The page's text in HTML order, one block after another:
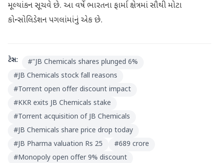
મૂલ્યાંકન સૂચવે છે. આ વર્ષે ભારતના ફાર્મા ક્ષેત્રમાં સૌથી મોટા
કોન્સોલિડેશન પગલાંમાંનું એક છે.
ટેગ્સ: #"JB Chemicals shares plunged 6%
#JB Chemicals stock fall reasons
#Torrent open offer discount impact
#KKR exits JB Chemicals stake
#Torrent acquisition of JB Chemicals
#JB Chemicals share price drop today
#JB Pharma valuation Rs 25 #689 crore
#Monopoly open offer 9% discount